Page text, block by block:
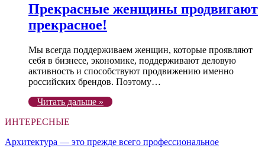
Прекрасные женщины продвигают
прекрасное!
Мы всегда поддерживаем женщин, которые проявляют
себя в бизнесе, экономике, поддерживают деловую
активность и способствуют продвижению именно
российских брендов. Поэтому…
Читать дальше »
ИНТЕРЕСНЫЕ
Архитектура — это прежде всего профессиональное